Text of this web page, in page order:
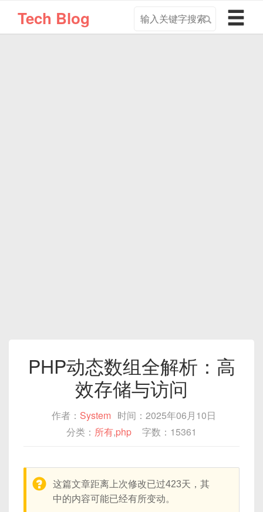
Tech Blog
导
航
PHP动态数组全解析：高
效存储与访问
作者： System 时间：2025年06月10日
分类： 所有,php 字数：15361
warning:
这篇文章距离上次修改已过423天，其
中的内容可能已经有所变动。